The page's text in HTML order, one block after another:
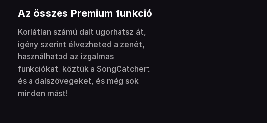
Az összes Premium funkció
Korlátlan számú dalt ugorhatsz át,
igény szerint élvezheted a zenét,
használhatod az izgalmas
funkciókat, köztük a SongCatchert
és a dalszövegeket, és még sok
minden mást!